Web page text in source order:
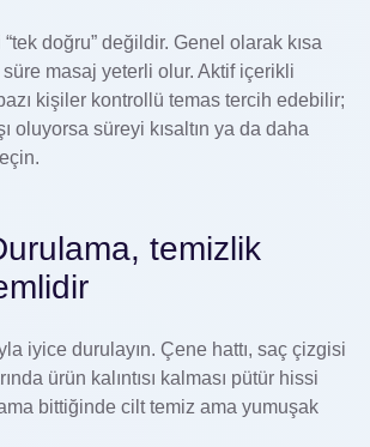
doğru” değildir. Genel olarak kısa
masaj yeterli olur. Aktif içerikli
kişiler kontrollü temas tercih edebilir;
oluyorsa süreyi kısaltın ya da daha
temizlik
iyice durulayın. Çene hattı, saç çizgisi
ürün kalıntısı kalması pütür hissi
bittiğinde cilt temiz ama yumuşak